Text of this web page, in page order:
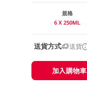
規格
6 X 250ML
送貨方式 送貨
加入購物車